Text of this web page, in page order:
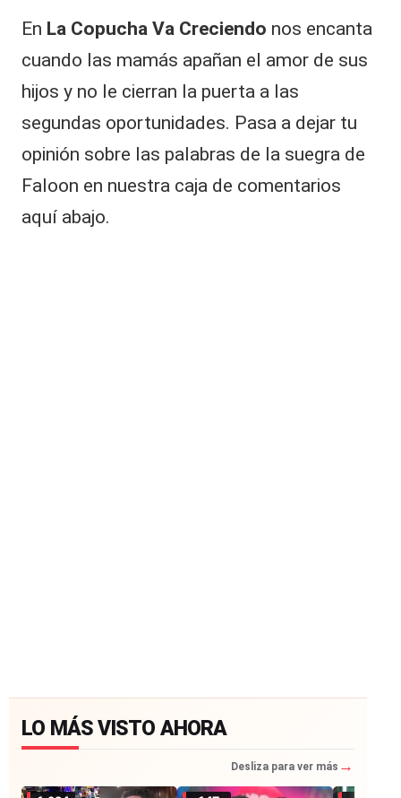
En La Copucha Va Creciendo nos encanta
cuando las mamás apañan el amor de sus
hijos y no le cierran la puerta a las
segundas oportunidades. Pasa a dejar tu
opinión sobre las palabras de la suegra de
Faloon en nuestra caja de comentarios
aquí abajo.
LO MÁS VISTO AHORA
Desliza para ver más →